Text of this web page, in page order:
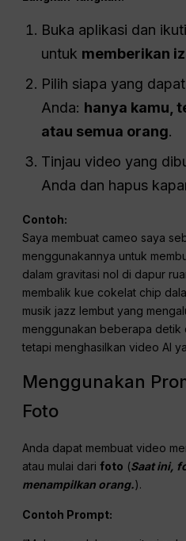
Buka aplikasi dan
untuk memberikan
Pilih siapa yang
Anda: hanya kamu,
atau semua orang.
Tinjau video yang
Anda dan hapus
Contoh:
Saya membuat cameo saya
menggunakannya untuk
dalam gravitasi nol di dapur
membalik kue cokelat chip
musik jazz lembut yang
menggunakan beberapa detik
tetapi menghasilkan video AI
Menggunakan
Foto
Anda dapat membuat video
atau mulai darifoto (Saat ini,
menampilkan orang.).
Contoh Prompt: